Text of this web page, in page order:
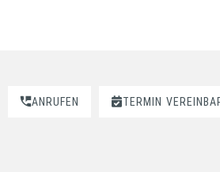
ANRUFEN TERMIN